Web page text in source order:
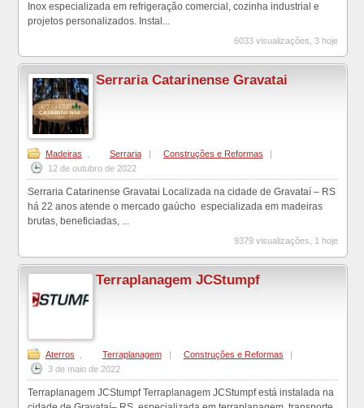
Inox especializada em refrigeração comercial, cozinha industrial e
projetos personalizados. Instal...
6033 visualizações, 3 hoje
Serraria Catarinense Gravatai
Madeiras , Serraria Construções e Reformas
12 de outubro de 2022
Serraria Catarinense Gravatai Localizada na cidade de Gravataí – RS
há 22 anos atende o mercado gaúcho especializada em madeiras
brutas, beneficiadas, ...
9379 visualizações, 1 hoje
Terraplanagem JCStumpf
Aterros Terraplanagem | Construções e Reformas
|
3 de maio de 2022
Terraplanagem JCStumpf Terraplanagem JCStumpf está instalada na